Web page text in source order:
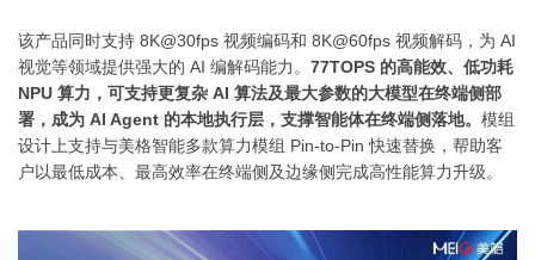
该产品同时支持 8K@30fps 视频编码和 8K@60fps 视频解码，为 AI
视觉等领域提供强大的 AI 编解码能力。 77TOPS 的高能效、低功耗
NPU 算力，可支持更复杂 AI 算法及最大参数的大模型在终端侧部
署，成为 AI Agent 的本地执行层，支撑智能体在终端侧落地。 模组
设计上支持与美格智能多款算力模组 Pin-to-Pin 快速替换，帮助客
户以最低成本、最高效率在终端侧及边缘侧完成高性能算力升级。